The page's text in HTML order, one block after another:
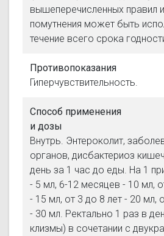
вышеперечисленных правил и
помутнения может быть
течение всего срока
Противопоказания
Гиперчувствительность.
Способ применения
и дозы
Внутрь. Энтероколит,
органов, дисбактериоз
день за 1 час до еды. На 1
- 5 мл, 6-12 месяцев - 10 мл,
- 15 мл, от 3 до 8 лет - 20 мл,
- 30 мл. Ректально 1 раз в
клизмы) в сочетании с